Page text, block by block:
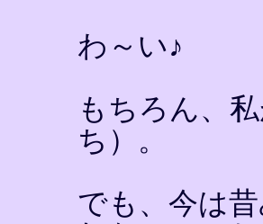
わ～い♪
もちろん、
ち）。
でも、今は